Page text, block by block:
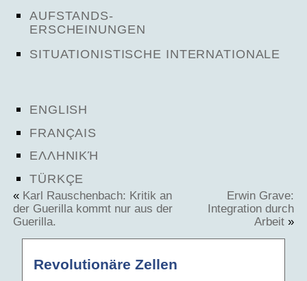
AUFSTANDS-
ERSCHEINUNGEN
SITUATIONISTISCHE INTERNATIONALE
ENGLISH
FRANÇAIS
ΕΛΛΗΝΙΚΉ
TÜRKÇE
« Karl Rauschenbach: Kritik an
der Guerilla kommt nur aus der
Guerilla.
Erwin Grave:
Integration durch
Arbeit »
Revolutionäre Zellen